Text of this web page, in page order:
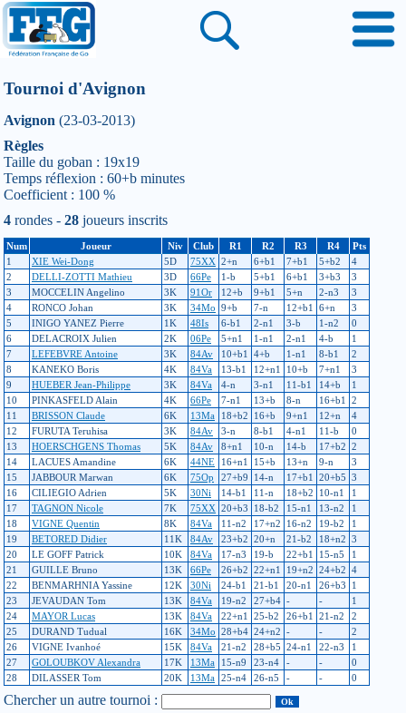
Tournoi d'Avignon
Avignon (23-03-2013)
Règles
Taille du goban : 19x19
Temps réflexion : 60+b minutes
Coefficient : 100 %
4 rondes - 28 joueurs inscrits
Num Joueur Niv Club R1 R2 R3 R4
Pts
1
XIE Wei-Dong 5D 75XX 2+n 6+b1 7+b1 5+b2
4
2
DELLI-ZOTTI Mathieu 3D 66Pe 1-b 5+b1 6+b1 3+b3
3
3
MOCCELIN Angelino 3K 91Or 12+b 9+b1 5+n 2-n3
3
4
RONCO Johan 3K 34Mo 9+b 7-n 12+b1 6+n
3
5
INIGO YANEZ Pierre 1K 48Is 6-b1 2-n1 3-b 1-n2
0
6
DELACROIX Julien 2K 06Pe 5+n1 1-n1 2-n1 4-b
1
7
LEFEBVRE Antoine 3K 84Av 10+b1 4+b 1-n1 8-b1
2
8
KANEKO Boris 4K 84Va 13-b1 12+n1 10+b 7+n1
3
9
HUEBER Jean-Philippe 3K 84Va 4-n 3-n1 11-b1 14+b
1
10
PINKASFELD Alain 4K 66Pe 7-n1 13+b 8-n 16+b1
2
11
BRISSON Claude 6K 13Ma 18+b2 16+b 9+n1 12+n
4
12
FURUTA Teruhisa 3K 84Av 3-n 8-b1 4-n1 11-b
0
13
HOERSCHGENS Thomas 5K 84Av 8+n1 10-n 14-b 17+b2 2
14
LACUES Amandine 6K 44NE 16+n1 15+b 13+n 9-n
3
15
JABBOUR Marwan 6K 75Op 27+b9 14-n 17+b1 20+b5 3
16
CILIEGIO Adrien 5K 30Ni 14-b1 11-n 18+b2 10-n1
1
17
TAGNON Nicole 7K 75XX 20+b3 18-b2 15-n1 13-n2
1
18
VIGNE Quentin 8K 84Va 11-n2 17+n2 16-n2 19-b2
1
19
BETORED Didier 11K 84Av 23+b2 20+n 21-b2 18+n2 3
20
LE GOFF Patrick 10K 84Va 17-n3 19-b 22+b1 15-n5
1
21
GUILLE Bruno 13K 66Pe 26+b2 22+n1 19+n2 24+b2 4
22
BENMARHNIA Yassine 12K 30Ni 24-b1 21-b1 20-n1 26+b3
1
23
JEVAUDAN Tom 13K 84Va 19-n2 27+b4 - -
1
24
MAYOR Lucas 13K 84Va 22+n1 25-b2 26+b1 21-n2
2
25
DURAND Tudual 16K 34Mo 28+b4 24+n2 - -
2
26
VIGNE Ivanhoé 15K 84Va 21-n2 28+b5 24-n1 22-n3
1
27
GOLOUBKOV Alexandra 17K 13Ma 15-n9 23-n4 - -
0
28
DILASSER Tom 20K 13Ma 25-n4 26-n5 - - 0
Chercher un autre tournoi :